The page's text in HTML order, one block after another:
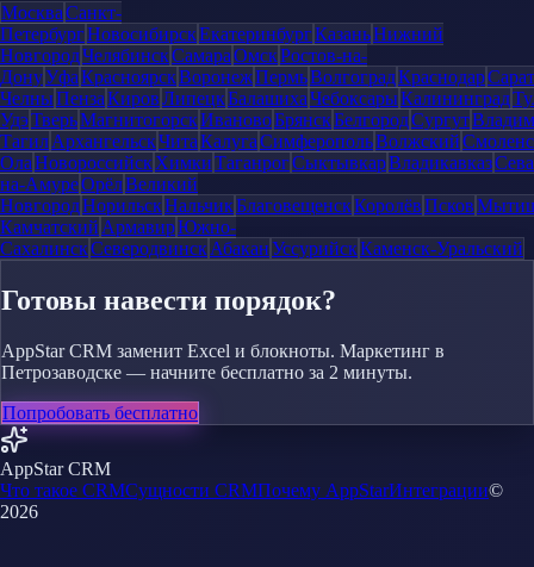
МоскваСанкт-
ПетербургНовосибирскЕкатеринбургКазаньНижний
НовгородЧелябинскСамараОмскРостов-на-
ДонуУфаКрасноярскВоронежПермьВолгоградКраснодар
ЧелныПензаКировЛипецкБалашихаЧебоксарыКалининград
УдэТверьМагнитогорскИвановоБрянскБелгородСургут
ТагилАрхангельскЧитаКалугаСимферопольВолжский
ОлаНовороссийскХимкиТаганрогСыктывкарВладикавказ
на-АмуреОрёлВеликий
НовгородНорильскНальчикБлаговещенскКоролёвПсков
Камчатский АрмавирЮжно-
СахалинскСеверодвинскАбаканУссурийскКаменск-Уральский
Готовы навести порядок?
AppStar CRM заменит Excel и блокноты. Маркетинг в
Петрозаводске — начните бесплатно за 2 минуты.
Попробовать бесплатно
AppStar CRM
Что такое CRMСущности CRMПочему AppStarИнтеграции©
2026